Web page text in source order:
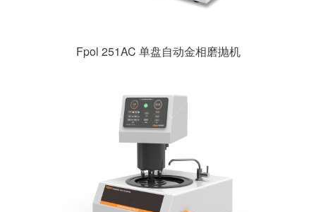
Fpol 251AC 单盘自动金相磨抛机